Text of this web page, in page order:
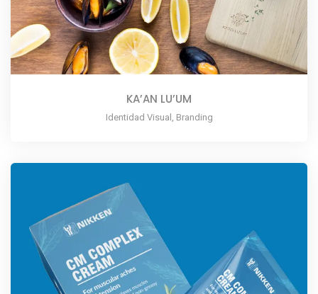
KA’AN LU’UM
Identidad Visual, Branding